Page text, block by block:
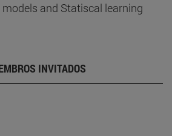
and Statiscal learning
INVITADOS